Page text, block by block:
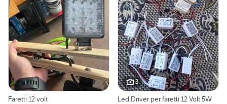
Faretti 12 volt
3
Led Driver per faretti 12 Volt 5W